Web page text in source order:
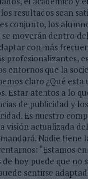
resultados sean
conjunto, los
se moverán dentro
con más
profesionalizantes,
entornos que la
claro ¿Qué
Estar atentos a lo
de publicidad y
Es nuestro
visión actualizada
Nadie tiene
“Estamos
hoy puede que no
sentirse